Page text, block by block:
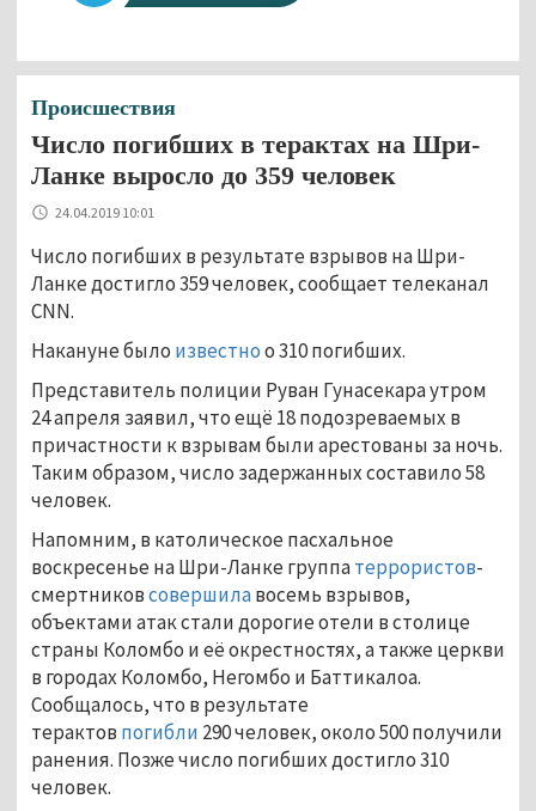
Происшествия
Число погибших в терактах на Шри-
Ланке выросло до 359 человек
24.04.2019 10:01
Число погибших в результате взрывов на Шри-
Ланке достигло 359 человек, сообщает телеканал
CNN.
Накануне было известноо 310 погибших.
Представитель полиции Руван Гунасекара утром
24 апреля заявил, что ещё 18 подозреваемых в
причастности к взрывам были арестованы за ночь.
Таким образом, число задержанных составило 58
человек.
Напомним, в католическое пасхальное
воскресенье на Шри-Ланке группатеррористов-
смертниковсовершилавосемь взрывов,
объектами атак стали дорогие отели в столице
страны Коломбо и её окрестностях, а также церкви
в городах Коломбо, Негомбо и Баттикалоа.
Сообщалось, что в результате
терактов погибли 290 человек, около 500 получили
ранения. Позже число погибших достигло 310
человек.